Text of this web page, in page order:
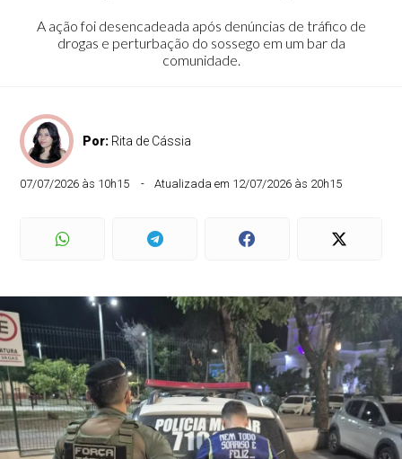
A ação foi desencadeada após denúncias de tráfico de
drogas e perturbação do sossego em um bar da
comunidade.
Por: Rita de Cássia
07/07/2026 às 10h15 Atualizada em 12/07/2026 às 20h15